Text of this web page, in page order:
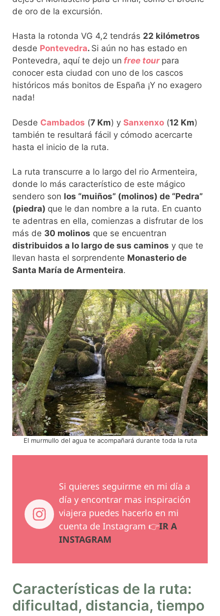
de oro de la excursión.
Hasta la rotonda VG 4,2 tendrás 22 kilómetros
desde Pontevedra. Si aún no has estado en
Pontevedra, aquí te dejo un free tour para
conocer esta ciudad con uno de los cascos
históricos más bonitos de España ¡Y no exagero
nada!
Desde Cambados (7 Km) y Sanxenxo (12 Km)
también te resultará fácil y cómodo acercarte
hasta el inicio de la ruta.
La ruta transcurre a lo largo del rio Armenteira,
donde lo más característico de este mágico
sendero son los “muiños” (molinos) de “Pedra”
(piedra) que le dan nombre a la ruta. En cuanto
te adentras en ella, comienzas a disfrutar de los
más de 30 molinos que se encuentran
distribuidos a lo largo de sus caminos y que te
llevan hasta el sorprendente Monasterio de
Santa María de Armenteira.
El murmullo del agua te acompañará durante toda la ruta
Si quieres seguirme en mi día a
día y encontrar mas inspiración
viajera puedes hacerlo en mi
cuenta de Instagram 👉IR A
INSTAGRAM
Características de la ruta:
dificultad, distancia, tiempo